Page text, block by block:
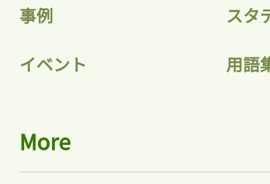
事例 スタ
イベント 用語
More